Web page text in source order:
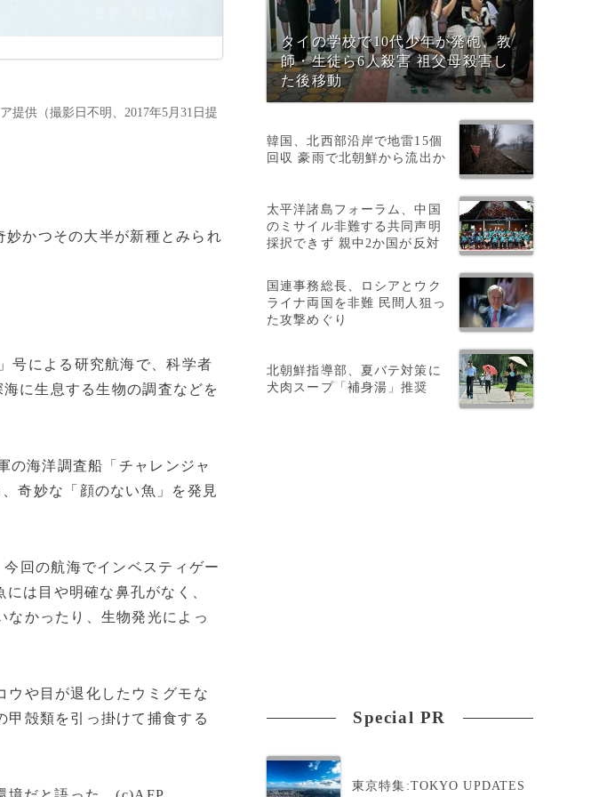
提供（撮影日不明、2017年5月31日提
妙かつその大半が新種とみられ
号による研究航海で、科学者
に生息する生物の調査などを
の海洋調査船「チャレンジャ
奇妙な「顔のない魚」を発見
回の航海でインベスティゲー
には目や明確な鼻孔がなく、
なかったり、生物発光によっ
や目が退化したウミグモな
甲殻類を引っ掛けて捕食する
タイの学校で10代少年が発砲、教
師・生徒ら6人殺害 祖父母殺害し
た後移動
韓国、北西部沿岸で地雷15個
回収 豪雨で北朝鮮から流出か
太平洋諸島フォーラム、中国
のミサイル非難する共同声明
採択できず 親中2か国が反対
国連事務総長、ロシアとウク
ライナ両国を非難 民間人狙っ
た攻撃めぐり
北朝鮮指導部、夏バテ対策に
犬肉スープ「補身湯」推奨
Special PR
東京特集:TOKYO UPDATES